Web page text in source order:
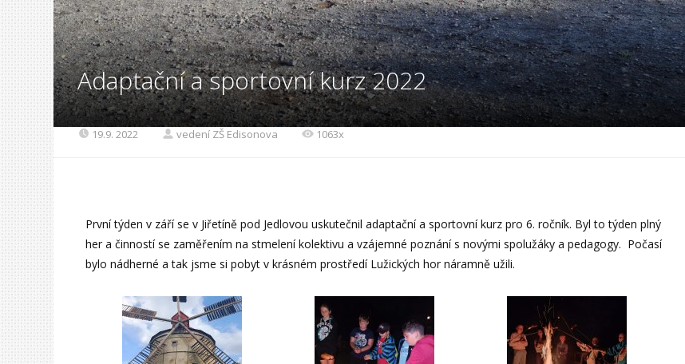
Adaptační a sportovní kurz 2022
19.9. 2022 vedení ZŠ Edisonova 1063x
První týden v září se v Jiřetíně pod Jedlovou uskutečnil adaptační a sportovní kurz pro 6. ročník. Byl to týden plný
her a činností se zaměřením na stmelení kolektivu a vzájemné poznání s novými spolužáky a pedagogy. Počasí
bylo nádherné a tak jsme si pobyt v krásném prostředí Lužických hor náramně užili.